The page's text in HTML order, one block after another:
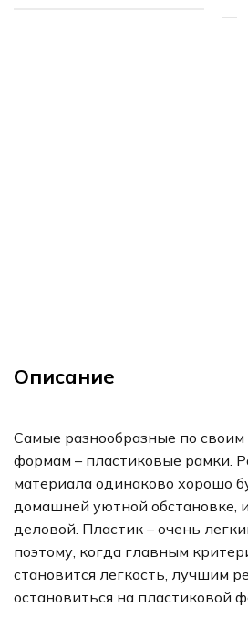
Описание
Самые разнообразные по
формам – пластиковые рамки.
материала одинаково хорошо
домашней уютной обстановке,
деловой. Пластик – очень
поэтому, когда главным
становится легкость, лучшим
остановиться на пластиковой